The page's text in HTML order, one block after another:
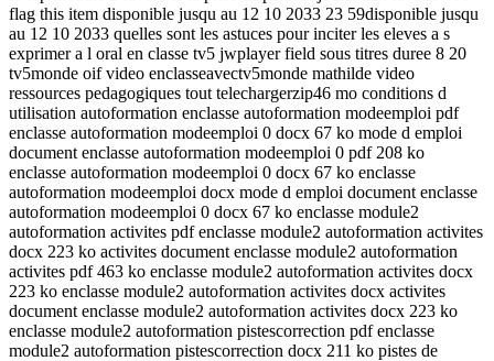
flag this item disponible jusqu au 12 10 2033 23 59disponible jusqu
au 12 10 2033 quelles sont les astuces pour inciter les eleves a s
exprimer a l oral en classe tv5 jwplayer field sous titres duree 8 20
tv5monde oif video enclasseavectv5monde mathilde video
ressources pedagogiques tout telechargerzip46 mo conditions d
utilisation autoformation enclasse autoformation modeemploi pdf
enclasse autoformation modeemploi 0 docx 67 ko mode d emploi
document enclasse autoformation modeemploi 0 pdf 208 ko
enclasse autoformation modeemploi 0 docx 67 ko enclasse
autoformation modeemploi docx mode d emploi document enclasse
autoformation modeemploi 0 docx 67 ko enclasse module2
autoformation activites pdf enclasse module2 autoformation activites
docx 223 ko activites document enclasse module2 autoformation
activites pdf 463 ko enclasse module2 autoformation activites docx
223 ko enclasse module2 autoformation activites docx activites
document enclasse module2 autoformation activites docx 223 ko
enclasse module2 autoformation pistescorrection pdf enclasse
module2 autoformation pistescorrection docx 211 ko pistes de